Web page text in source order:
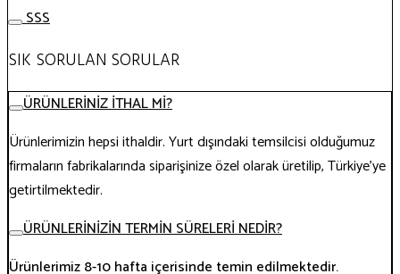
SSS
SIK SORULAN SORULAR
ÜRÜNLERİNİZ İTHAL Mİ?
Ürünlerimizin hepsi ithaldir. Yurt dışındaki temsilcisi olduğumuz
firmaların fabrikalarında siparişinize özel olarak üretilip, Türkiye’ye
getirtilmektedir.
ÜRÜNLERİNİZİN TERMİN SÜRELERİ NEDİR?
Ürünlerimiz 8-10 hafta içerisinde temin edilmektedir.